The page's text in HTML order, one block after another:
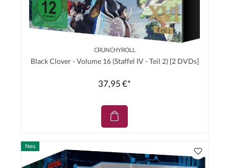
CRUNCHYROLL
Black Clover - Volume 16 (Staffel IV - Teil 2) [2 DVDs]
37,95 €*
Neu